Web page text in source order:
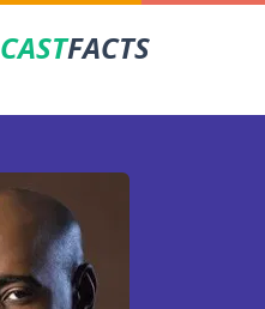
CASTFACTS